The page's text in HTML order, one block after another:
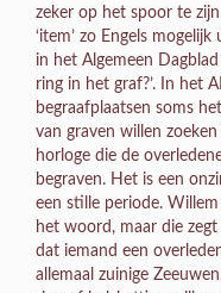
zeker op het spoor te
‘item’ zo Engels
in het Algemeen
ring in het graf?’. In het
begraafplaatsen soms
van graven willen
horloge die de
begraven. Het is een
een stille periode.
het woord, maar die
dat iemand een
allemaal zuinige